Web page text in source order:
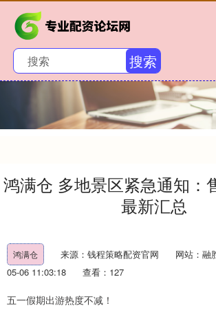
搜索
鸿满仓 多地景区紧急通知：
最新汇总
鸿满仓 来源：钱程策略配资官网 网站：融
05-06 11:03:18
查看：127
五一假期出游热度不减！